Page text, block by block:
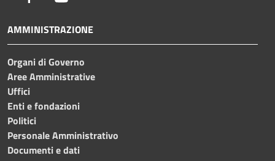
AMMINISTRAZIONE
Organi di Governo
Aree Amministrative
Uffici
Enti e fondazioni
Politici
Personale Amministrativo
Documenti e dati